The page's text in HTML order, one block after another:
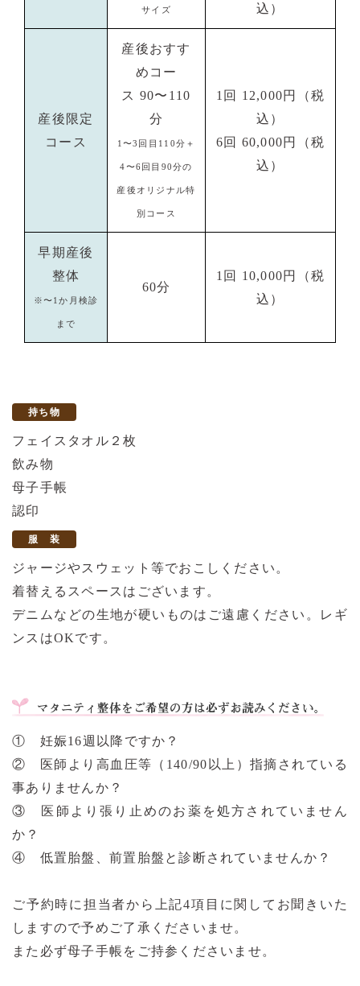
サイズ 込）
産後限定
コース
産後おすす
めコー
ス 90〜110
分
1〜3回目110分＋
4〜6回目90分の
産後オリジナル特
別コース
1回 12,000円（税
込）
6回 60,000円（税
込）
早期産後
整体
※〜1か月検診
まで
60分
1回 10,000円（税
込）
持ち物
フェイスタオル２枚
飲み物
母子手帳
認印
服 装
ジャージやスウェット等でおこしください。
着替えるスペースはございます。
デニムなどの生地が硬いものはご遠慮ください。レギ
ンスはOKです。
① 妊娠16週以降ですか？
② 医師より高血圧等（140/90以上）指摘されている
事ありませんか？
③ 医師より張り止めのお薬を処方されていません
か？
④ 低置胎盤、前置胎盤と診断されていませんか？
ご予約時に担当者から上記4項目に関してお聞きいた
しますので予めご了承くださいませ。
また必ず母子手帳をご持参くださいませ。